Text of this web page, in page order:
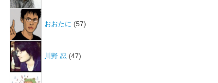
おおたに (57)
川野 忍 (47)